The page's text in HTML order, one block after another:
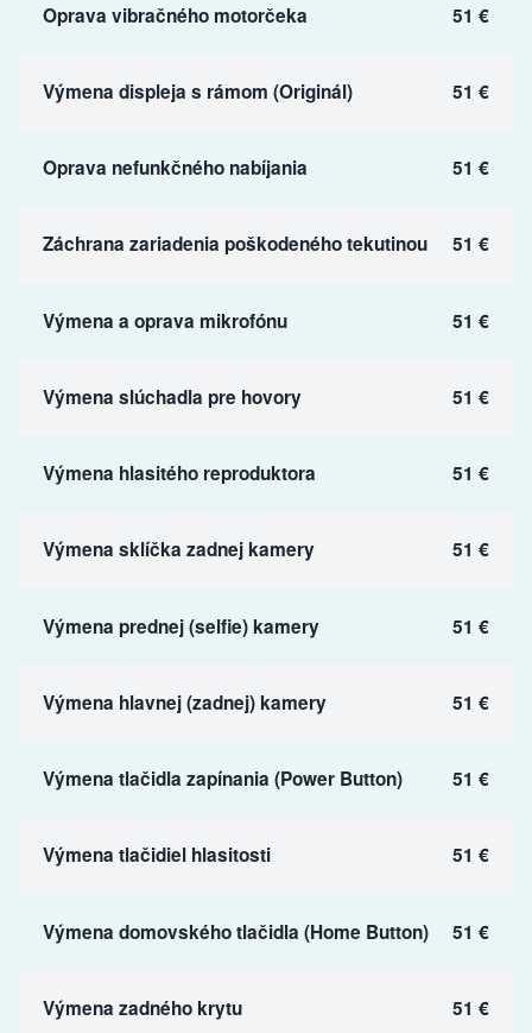
Oprava vibračného motorčeka 51 €
Výmena displeja s rámom (Originál) 51 €
Oprava nefunkčného nabíjania 51 €
Záchrana zariadenia poškodeného tekutinou 51 €
Výmena a oprava mikrofónu 51 €
Výmena slúchadla pre hovory 51 €
Výmena hlasitého reproduktora 51 €
Výmena sklíčka zadnej kamery 51 €
Výmena prednej (selfie) kamery 51 €
Výmena hlavnej (zadnej) kamery 51 €
Výmena tlačidla zapínania (Power Button) 51 €
Výmena tlačidiel hlasitosti 51 €
Výmena domovského tlačidla (Home Button) 51 €
Výmena zadného krytu 51 €